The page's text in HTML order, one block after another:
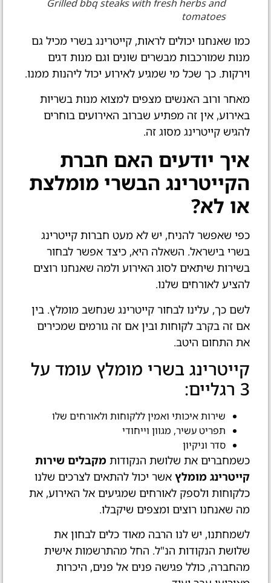
Grilled bbq steaks with fresh herbs and
tomatoes
כמו שאנחנו יכולים לראות, קייטרינג בשרי מכיל גם
מנות שמורכבות מבשרים שונים וגם מנות דגים
וירקות. כך שכל מי שמגיע לאירוע יכול ליהנות ממנו.
מאחר ורוב האנשים מצפים למצוא מנות בשריות
באירוע, אין זה מפתיע שברוב האירועים בוחרים
להגיש קייטרינג מסוג זה.
איך יודעים האם חברת
הקייטרינג הבשרי מומלצת
או לא?
כפי שאפשר להניח, יש לא מעט חברות קייטרינג
בשרי בישראל. השאלה היא, כיצד אפשר לבחור
בשירות שיתאים לסוג האירוע ולמה שאנחנו רוצים
להציע לאורחים שלנו.
לשם כך, עלינו לבחור קייטרינג שנחשב מומלץ. בין
אם זה בקרב לקוחות ובין אם זה גורמים שמכירים
את התחום היטב.
קייטרינג בשרי מומלץ עומד על
3 רגליים:
שירות איכותי ואמין ללקוחות ולאורחים שלו
תפריט עשיר, מגוון וייחודי
סדר וניקיון
כשמחברים את שלושת הנקודות מקבלים שירות
קייטרינג מומלץ אשר יכול להתאים לצרכים שלנו
כלקוחות ולספק לאורחים שמגיעים אל האירוע, את
מה שאנחנו רוצים ומצפים שיקבלו.
לשמחתנו, יש לנו הרבה מאוד כלים לבחון את
שלושת הנקודות הנ"ל. החל מהתרשמות אישית
מהחברה, כולל פגישה פנים אל פנים, היכרות